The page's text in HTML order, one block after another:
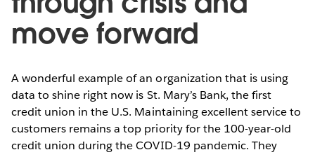
move forward
A wonderful example of an organization that is using
data to shine right now is St. Mary’s Bank, the first
credit union in the U.S. Maintaining excellent service to
customers remains a top priority for the 100-year-old
credit union during the COVID-19 pandemic. They